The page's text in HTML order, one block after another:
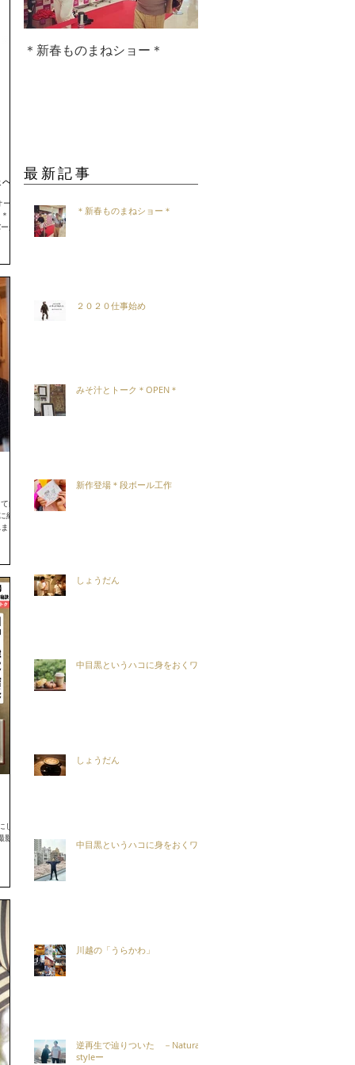
♪
ラが
知ら
が集
向か
茶
し
た
#中
＊新春ものまねショー＊
最新記事
＊新春ものまねショー＊
２０２０仕事始め
みそ汁とトーク＊OPEN＊
新作登場＊段ボール工作
しょうだん
中目黒というハコに身をおくワケ
しょうだん
中目黒というハコに身をおくワケ
川越の「うらかわ」
逆再生で辿りついた －Natural
styleー